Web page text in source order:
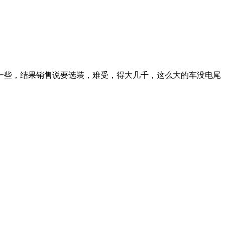
，结果销售说要选装，难受，得大几千，这么大的车没电尾